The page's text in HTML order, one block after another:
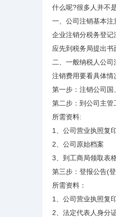
什么呢?很多人并不
一、公司注销基本注
企业注销分税务登记
应先到税务局提出书
二、一般纳税人公司
注销费用要看具体情
第一步：注销公司国
第二步：到公司主
所需资料:
1、公司营业执照复
2、公司原始档案
3、到工商局领取表
第三步：登报公告(
所需资料：
1、公司营业执照复
2、法定代表人身分